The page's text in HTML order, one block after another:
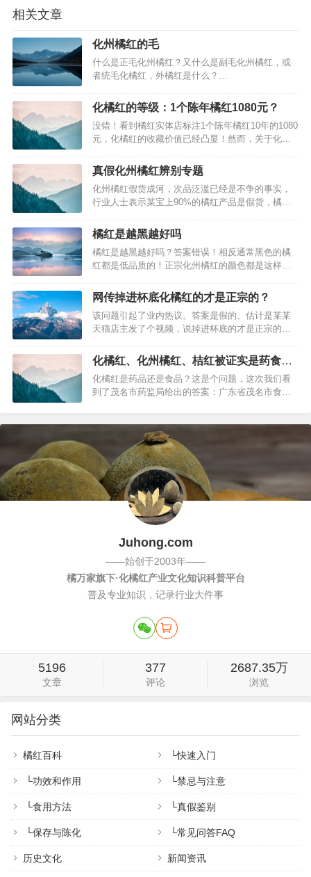
相关文章
化州橘红的毛
什么是正毛化州橘红？又什么是副毛化州橘红，或
者统毛化橘红，外橘红是什么？…
化橘红的等级：1个陈年橘红1080元？
没错！看到橘红实体店标注1个陈年橘红10年的1080
元，化橘红的收藏价值已经凸显！然而，关于化橘
级的：A级！这只不过是人们口头的约定，并没有类
似旅游景区的AAAAA级之类的标准，也没有5星际
大酒店的标准。不过如果可以建立一个化橘红的等
级质量标准，这个是好事…
真假化州橘红辨别专题
化州橘红假货成河，次品泛滥已经是不争的事实，
行业人士表示某宝上90%的橘红产品是假货，橘红
家可以做的，教大家辨别真假化州橘红，避免上当
受骗。事实上，不少人去到化州橘红专卖店购买就
以为万事大吉，都是错的。通常骗子是怎样做到真
假化州橘红混淆的呢？采用其他地区的…
橘红是越黑越好吗
橘红是越黑越好吗？答案错误！相反通常黑色的橘
红都是低品质的！正宗化州橘红的颜色都是这样的
毛，有小油室，气味芳香。味苦、微辛；参考自：
关于批准对化橘红实施地理标志产品保护的公告。
问题来了：陈年的橘红是黑色的吗？通常商家都是
这么说的，它这么黑，因为他是陈年的，时…
网传掉进杯底化橘红的才是正宗的？
该问题引起了业内热议。答案是假的。估计是某某
天猫店主发了个视频，说掉进杯底的才是正宗的化
图，某店铺展示了一个1分钟的视频，试图说明他家
的橘红才是真品，事实上是吗？事实上，化橘红的
生产方向有2条，一条是食品方向，一条是药品方
向。很明显，视频当中右边的杯子的“*…
化橘红、化州橘红、桔红被证实是药食同
源？
化橘红是药品还是食品？这是个问题，这次我们看
到了茂名市药监局给出的答案：广东省茂名市食品
号收悉，现就文中提出的“关于化州出产的'橘红'; 是
否与《卫生部关于进一步规范保健食品原料管…
Juhong.com
——始创于2003年——
橘万家旗下·化橘红产业文化知识科普平台
普及专业知识，记录行业大件事
5196
文章
377
评论
2687.35万
浏览
网站分类
橘红百科 └快速入门
└功效和作用 └禁忌与注意
└食用方法 └真假鉴别
└保存与陈化 └常见问答FAQ
历史文化 新闻资讯